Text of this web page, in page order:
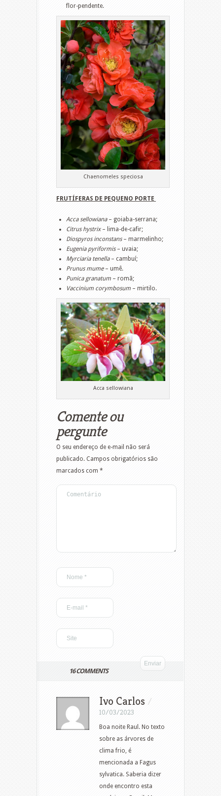
flor-pendente.
Chaenomeles speciosa
FRUTÍFERAS DE PEQUENO PORTE
Acca sellowiana– goiaba-serrana;
Citrus hystrix– lima-de-cafir;
Diospyros inconstans– marmelinho;
Eugenia pyriformis– uvaia;
Myrciaria tenella– cambuí;
Prunus mume– umê.
Punica granatum – romã;
Vaccinium corymbosum – mirtilo.
Acca sellowiana
Comente ou
pergunte
O seu endereço de e-mail não será
publicado. Campos obrigatórios são
marcados com *
16 COMMENTS
Ivo Carlos /
10/03/2023
Boa noite Raul. No texto
sobre as árvores de
clima frio, é
mencionada a Fagus
sylvatica. Saberia dizer
onde encontro esta